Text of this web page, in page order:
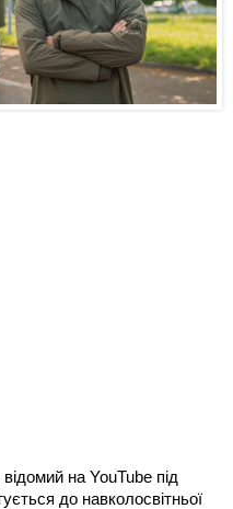
на YouTube під
до навколосвітньої